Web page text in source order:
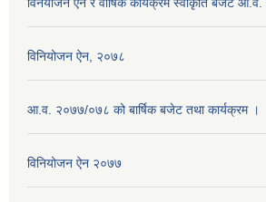
विनयोजन ऐन र वार्षिक कार्यक्रम स्वीकृति बजेट
विनियोजन ऐन, २०७८
आ.व. २०७७/०७८ को बार्षिक बजेट तथा कार्यक्रम ।
विनियोजन ऐन २०७७